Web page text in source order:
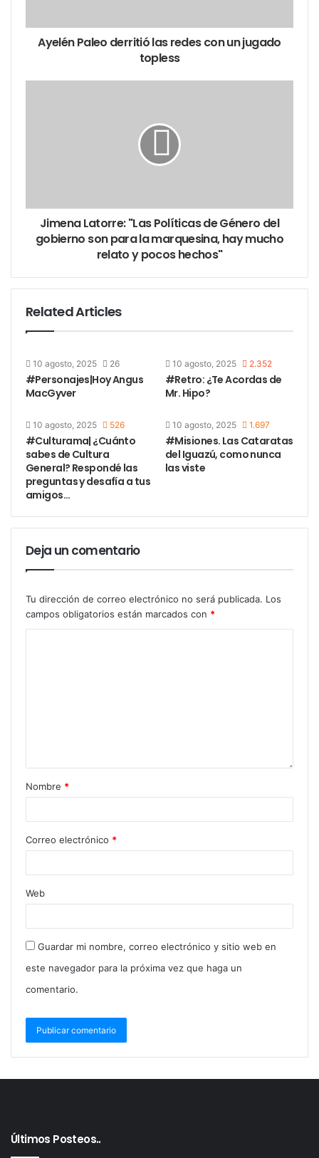
Ayelén Paleo derritió las redes con un jugado
topless
Jimena Latorre: "Las Políticas de Género del
gobierno son para la marquesina, hay mucho
relato y pocos hechos"
Related Articles
10 agosto, 2025 26
#Personajes|Hoy Angus
MacGyver
10 agosto, 2025 2.352
#Retro: ¿Te Acordas de
Mr. Hipo?
10 agosto, 2025 526
#Culturama| ¿Cuánto
sabes de Cultura
General? Respondé las
preguntas y desafía a tus
amigos…
10 agosto, 2025 1.697
#Misiones. Las Cataratas
del Iguazú, como nunca
las viste
Deja un comentario
Tu dirección de correo electrónico no será publicada. Los
campos obligatorios están marcados con *
Nombre *
Correo electrónico *
Web
Guardar mi nombre, correo electrónico y sitio web en
este navegador para la próxima vez que haga un
comentario.
Últimos Posteos..